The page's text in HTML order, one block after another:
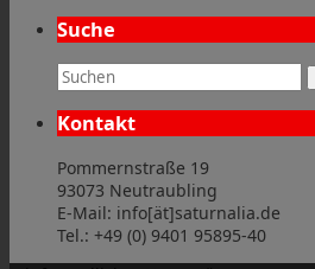
Suche
Suchbegriff:
Kontakt
Pommernstraße 19
93073 Neutraubling
E-Mail: info[ät]saturnalia.de
Tel.: +49 (0) 9401 95895-40